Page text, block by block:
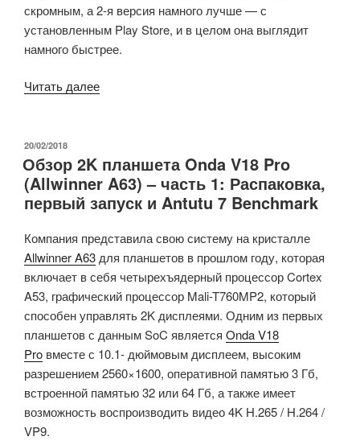
скромным, а 2-я версия намного лучше — с
установленным Play Store, и в целом она выглядит
намного быстрее.
Читать далее«Обзор
Часть
3:
Android
Preview»
ОПУБЛИКОВАНО
20/02/2018
Обзор 2K планшета Onda V18 Pro
(Allwinner A63) – часть 1: Распаковка,
первый запуск и Antutu 7 Benchmark
Компания представила свою систему на кристалле
Allwinner A63для планшетов в прошлом году, которая
включает в себя четырехъядерный процессор Cortex
A53, графический процессор Mali-T760MP2, который
способен управлять 2K дисплеями. Одним из первых
планшетов с данным SoC является Onda V18
Pro вместе с 10.1- дюймовым дисплеем, высоким
разрешением 2560×1600, оперативной памятью 3 Гб,
встроенной памятью 32 или 64 Гб, а также имеет
возможность воспроизводить видео 4K H.265 / H.264 /
VP9.